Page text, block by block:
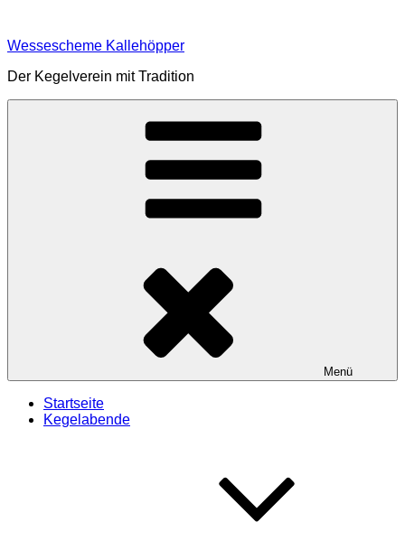
springen
Wessescheme Kallehöpper
Der Kegelverein mit Tradition
Menü
Startseite
Kegelabende